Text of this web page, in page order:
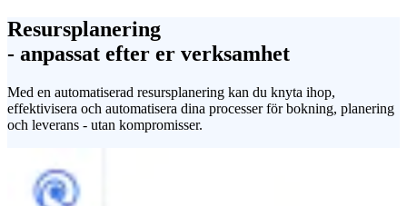
Resursplanering
- anpassat efter er verksamhet
Med en automatiserad resursplanering kan du knyta ihop,
effektivisera och automatisera dina processer för bokning, planering
och leverans - utan kompromisser.